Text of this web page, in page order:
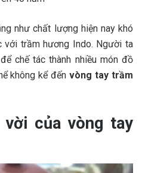
như chất lượng hiện nay khó
trầm hương Indo. Người ta
chế tác thành nhiều món đồ
không kể đếnvòng tay trầm
của vòng tay